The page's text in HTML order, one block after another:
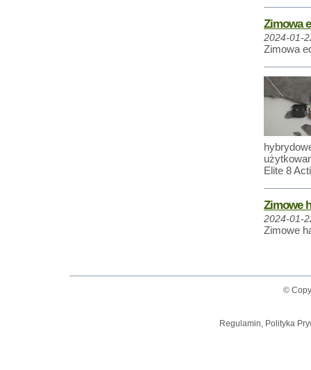
Zimowa
2024-01-
Zimowa
Elite 8
Zimowe
2024-01-
Zimowe
©
Regulamin, Polityka